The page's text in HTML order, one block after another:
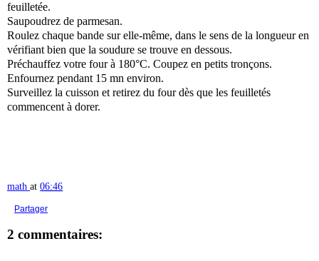
feuilletée.
Saupoudrez de parmesan.
Roulez chaque bande sur elle-même, dans le sens de la longueur en
vérifiant bien que la soudure se trouve en dessous.
Préchauffez votre four à 180°C. Coupez en petits tronçons.
Enfournez pendant 15 mn environ.
Surveillez la cuisson et retirez du four dès que les feuilletés
commencent à dorer.
math at 06:46
Partager
2 commentaires: